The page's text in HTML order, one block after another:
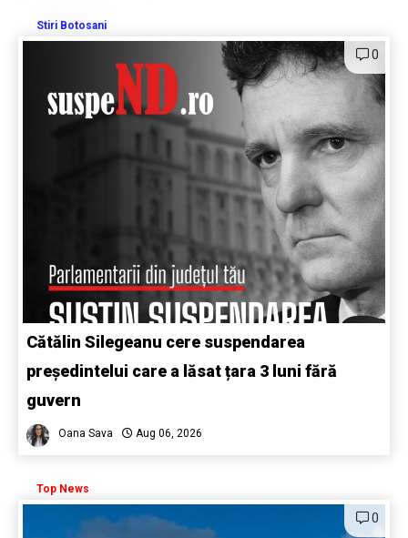
Stiri Botosani
0
Cătălin Silegeanu cere suspendarea
președintelui care a lăsat țara 3 luni fără
guvern
Oana Sava Aug 06, 2026
Top News
0